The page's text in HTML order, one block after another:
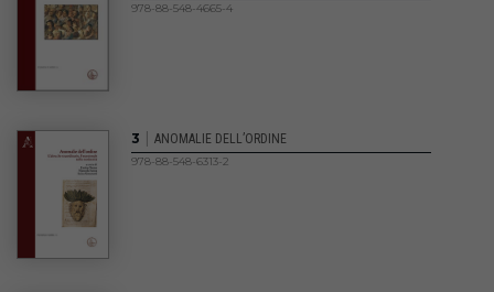
978-88-548-4665-4
3 | ANOMALIE DELL’ORDINE
978-88-548-6313-2